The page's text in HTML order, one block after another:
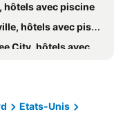
hôtels avec piscine
hôtels avec piscine
hôtels avec piscine
hôtels avec piscine
avec piscine
Etats-Unis